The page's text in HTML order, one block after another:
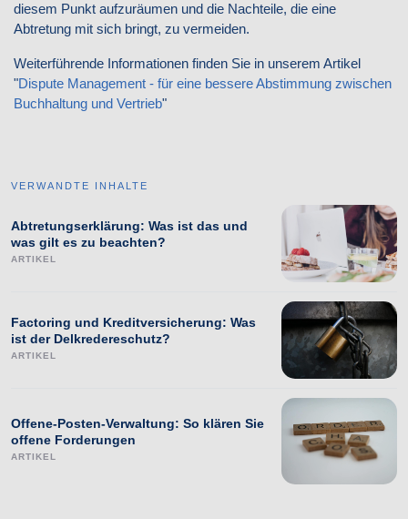
VERWANDTE INHALTE
Abtretungserklärung: Was ist das und
was gilt es zu beachten?
ARTIKEL
Factoring und Kreditversicherung: Was
ist der Delkredereschutz?
ARTIKEL
Offene-Posten-Verwaltung: So klären Sie
offene Forderungen
ARTIKEL
diesem Punkt aufzuräumen und die Nachteile, die eine
Abtretung mit sich bringt, zu vermeiden.
Weiterführende Informationen finden Sie in unserem Artikel
"Dispute Management - für eine bessere Abstimmung zwischen
Buchhaltung und Vertrieb"